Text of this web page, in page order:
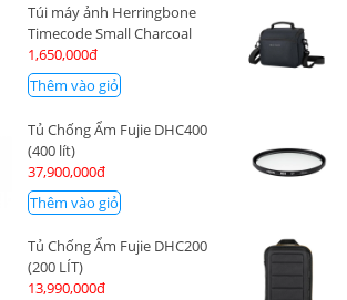
Túi máy ảnh Herringbone
Timecode Small Charcoal
1,650,000đ
Thêm vào giỏ
Tủ Chống Ẩm Fujie DHC400
(400 lít)
37,900,000đ
Thêm vào giỏ
Tủ Chống Ẩm Fujie DHC200
(200 LÍT)
13,990,000đ